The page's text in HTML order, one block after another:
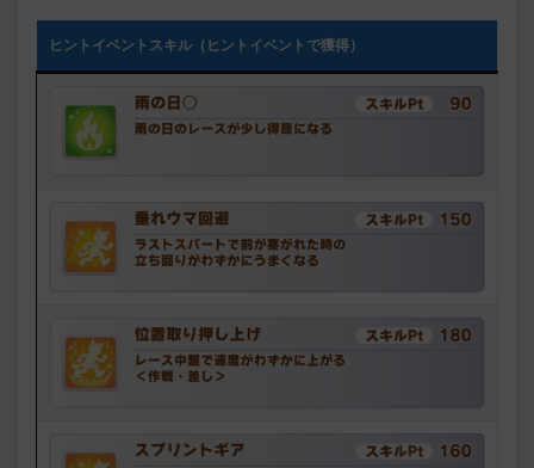
ヒントイベントスキル（ヒントイベントで獲得）